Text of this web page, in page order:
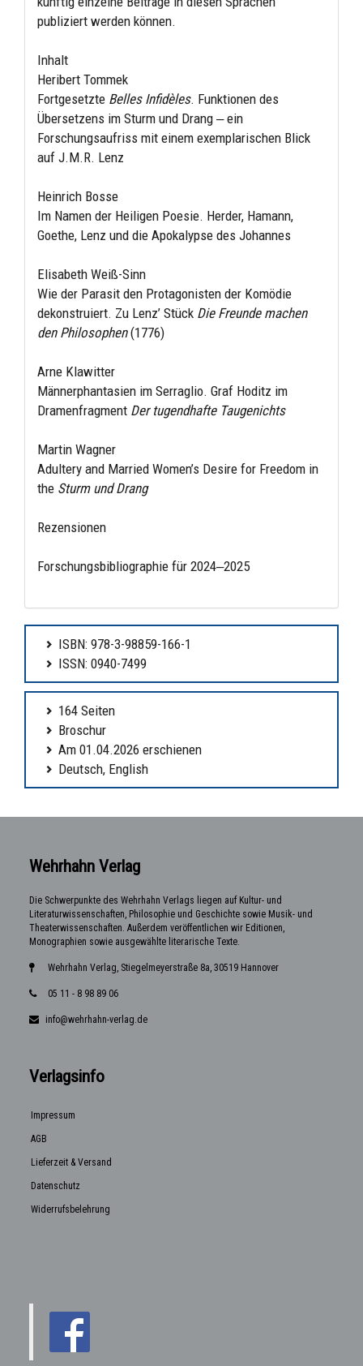
publiziert werden können.
Inhalt
Heribert Tommek
Fortgesetzte Belles Infidèles. Funktionen des
Übersetzens im Sturm und Drang ‒ ein
Forschungsaufriss mit einem exemplarischen Blick
auf J.M.R. Lenz
Heinrich Bosse
Im Namen der Heiligen Poesie. Herder, Hamann,
Goethe, Lenz und die Apokalypse des Johannes
Elisabeth Weiß-Sinn
Wie der Parasit den Protagonisten der Komödie
dekonstruiert. Zu Lenz’ Stück Die Freunde machen
den Philosophen(1776)
Arne Klawitter
Männerphantasien im Serraglio. Graf Hoditz im
Dramenfragment Der tugendhafte Taugenichts
Martin Wagner
Adultery and Married Women’s Desire for Freedom in
the Sturm und Drang
Rezensionen
Forschungsbibliographie für 2024‒2025
ISBN: 978-3-98859-166-1
ISSN: 0940-7499
164 Seiten
Broschur
Am 01.04.2026 erschienen
Deutsch, English
Wehrhahn Verlag
Die Schwerpunkte des Wehrhahn Verlags liegen auf Kultur- und
Literaturwissenschaften, Philosophie und Geschichte sowie Musik- und
Theaterwissenschaften. Außerdem veröffentlichen wir Editionen,
Monographien sowie ausgewählte literarische Texte.
Wehrhahn Verlag, Stiegelmeyerstraße 8a, 30519 Hannover
05 11 - 8 98 89 06
info@wehrhahn-verlag.de
Verlagsinfo
Impressum
AGB
Lieferzeit & Versand
Datenschutz
Widerrufsbelehrung